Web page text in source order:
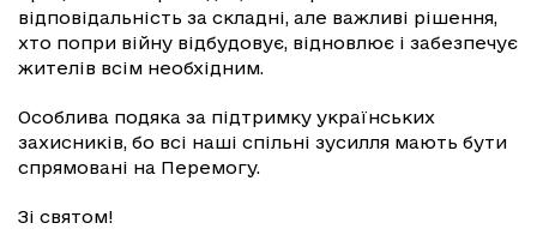
відповідальність за складні, але важливі рішення,
хто попри війну відбудовує, відновлює і забезпечує
жителів всім необхідним.
Особлива подяка за підтримку українських
захисників, бо всі наші спільні зусилля мають бути
спрямовані на Перемогу.
Зі святом!